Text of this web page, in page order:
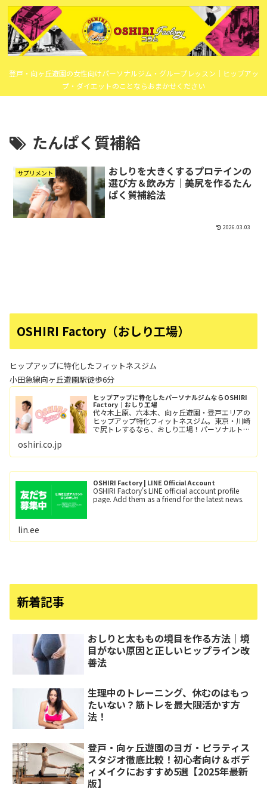
登戸・向ヶ丘遊園の女性向けパーソナルジム・グループレッスン｜ヒップアッ
プ・ダイエットのことならおまかせください
たんぱく質補給
サプリメント
おしりを大きくするプロテインの
選び方＆飲み方｜美尻を作るたん
ぱく質補給法
2026.03.03
OSHIRI Factory（おしり工場）
ヒップアップに特化したフィットネスジム
小田急線向ヶ丘遊園駅徒歩6分
ヒップアップに特化したパーソナルジムならOSHIRI
Factory｜おしり工場
代々木上原、六本木、向ヶ丘遊園・登戸エリアの
ヒップアップ特化フィットネスジム。東京・川崎
で尻トレするなら、おしり工場！パーソナルトレ
oshiri.co.jp
OSHIRI Factory | LINE Official Account
OSHIRI Factory's LINE official account profile
page. Add them as a friend for the latest news.
lin.ee
新着記事
おしりと太ももの境目を作る方法｜境
目がない原因と正しいヒップライン改
善法
生理中のトレーニング、休むのはもっ
たいない？筋トレを最大限活かす方
法！
登戸・向ヶ丘遊園のヨガ・ピラティス
スタジオ徹底比較！初心者向け＆ボデ
ィメイクにおすすめ5選【2025年最新
版】